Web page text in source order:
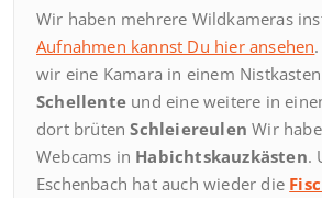
Wir haben mehrere Wildkameras
Aufnahmen kannst Du hier ansehen
wir eine Kamara in einem
Schellente und eine weitere in
dort brütenSchleiereulen Wir
Webcams in Habichtskauzkästen.
Eschenbach hat auch wieder die